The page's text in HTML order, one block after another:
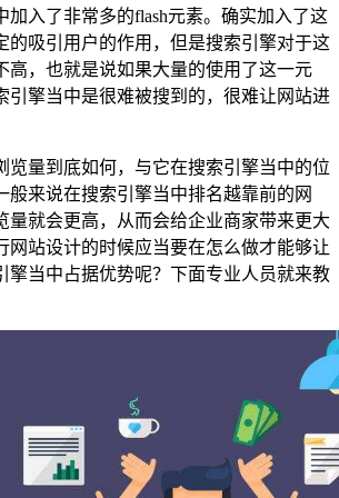
加入了非常多的flash元素。确实加入了这
的吸引用户的作用，但是搜索引擎对于这
高，也就是说如果大量的使用了这一元
引擎当中是很难被搜到的，很难让网站进
览量到底如何，与它在搜索引擎当中的位
般来说在搜索引擎当中排名越靠前的网
量就会更高，从而会给企业商家带来更大
网站设计的时候应当要在怎么做才能够让
擎当中占据优势呢？下面专业人员就来教